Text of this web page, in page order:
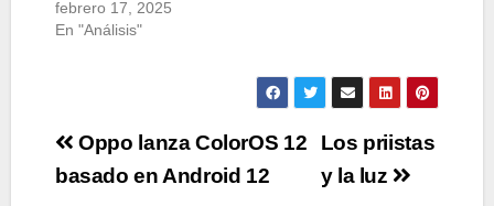
febrero 17, 2025
En "Análisis"
Navegación
de
Los priistas
y la luz
Oppo lanza ColorOS 12
basado en Android 12